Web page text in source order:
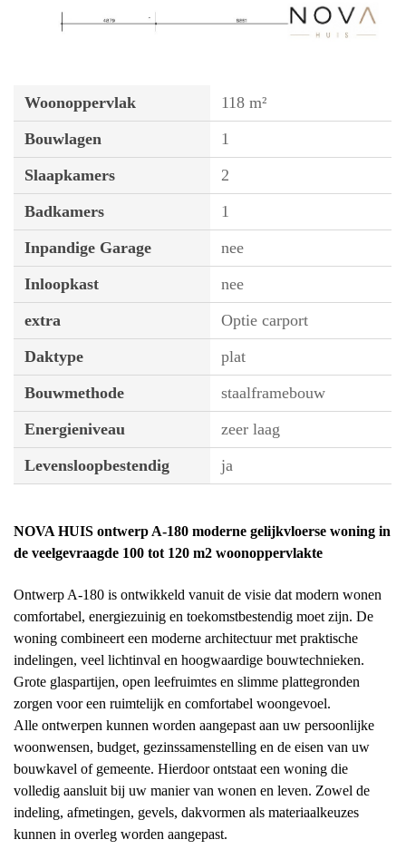
Woonoppervlak
118 m²
Bouwlagen
1
Slaapkamers
2
Badkamers
1
Inpandige Garage
nee
Inloopkast
nee
extra
Optie carport
Daktype
plat
Bouwmethode
staalframebouw
Energieniveau
zeer laag
Levensloopbestendig
ja
NOVA HUIS ontwerp A-180 moderne gelijkvloerse woning in
de veelgevraagde 100 tot 120 m2 woonoppervlakte
Ontwerp A-180 is ontwikkeld vanuit de visie dat modern wonen
comfortabel, energiezuinig en toekomstbestendig moet zijn. De
woning combineert een moderne architectuur met praktische
indelingen, veel lichtinval en hoogwaardige bouwtechnieken.
Grote glaspartijen, open leefruimtes en slimme plattegronden
zorgen voor een ruimtelijk en comfortabel woongevoel.
Alle ontwerpen kunnen worden aangepast aan uw persoonlijke
woonwensen, budget, gezinssamenstelling en de eisen van uw
bouwkavel of gemeente. Hierdoor ontstaat een woning die
volledig aansluit bij uw manier van wonen en leven. Zowel de
indeling, afmetingen, gevels, dakvormen als materiaalkeuzes
kunnen in overleg worden aangepast.